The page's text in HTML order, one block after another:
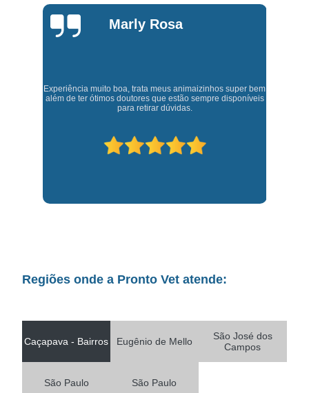
Marly Rosa
Experiência muito boa, trata meus animaizinhos super bem
além de ter ótimos doutores que estão sempre disponíveis
para retirar dúvidas.
Regiões onde a Pronto Vet atende:
Caçapava - Bairros Eugênio de Mello
São José dos
Campos
São Paulo São Paulo